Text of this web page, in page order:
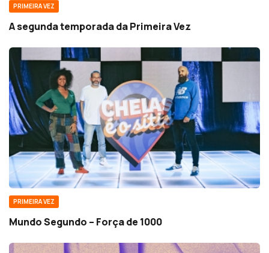
PRIMEIRA VEZ
A segunda temporada da Primeira Vez
PRIMEIRA VEZ
Mundo Segundo – Força de 1000